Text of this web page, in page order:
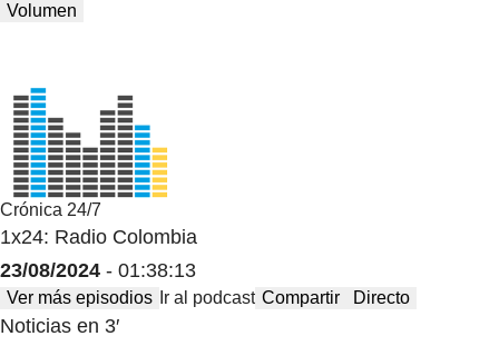
Volumen
Crónica 24/7
1x24: Radio Colombia
23/08/2024 - 01:38:13
Ver más episodios Ir al podcast Compartir Directo
Noticias en 3′